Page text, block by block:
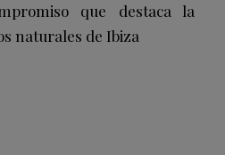
que destaca la
naturales de Ibiza